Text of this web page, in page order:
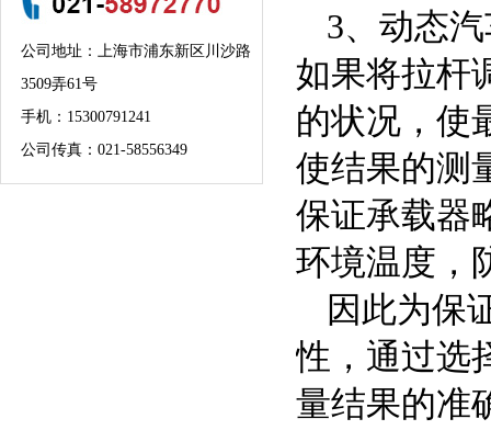
公司地址：上海市浦东新区川沙路
3509弄61号
手机： 15300791241
公司传真：021-58556349
3、动态
如果将拉杆
的状况，使
使结果的测
保证承载器
环境温度，
因此为保
性，通过选
量结果的准